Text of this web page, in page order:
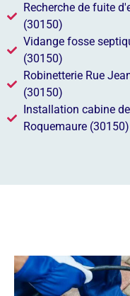
Recherche de fuite
(30150)
Vidange fosse
(30150)
Robinetterie Rue
(30150)
Installation cabine
Roquemaure (30150)